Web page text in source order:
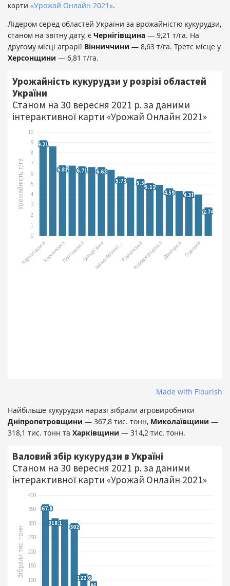
карти «Урожай Онлайн 2021».
Лідером серед областей України за врожайністю кукурудзи,
станом на звітну дату, є Чернігівщина — 9,21 т/га. На
другому місці аграрії Вінниччини — 8,63 т/га. Третє місце у
Херсонщини — 6,81 т/га.
Made with Flourish
Найбільше кукурудзи наразі зібрали агровиробники
Дніпропетровщини — 367,8 тис. тонн, Миколаївщини —
318,1 тис. тонн та Харківщини — 314,2 тис. тонн.